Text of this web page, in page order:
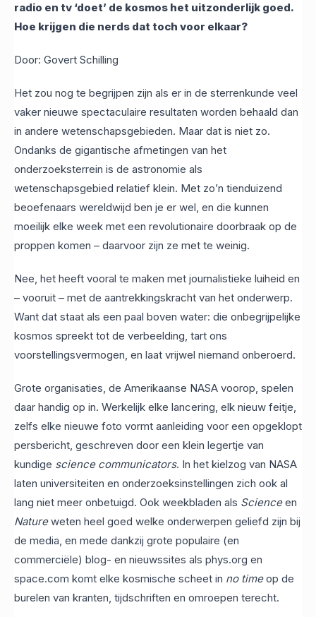
radio en tv ‘doet’ de kosmos het uitzonderlijk goed.
Hoe krijgen die nerds dat toch voor elkaar?
Door: Govert Schilling
Het zou nog te begrijpen zijn als er in de sterrenkunde veel
vaker nieuwe spectaculaire resultaten worden behaald dan
in andere wetenschapsgebieden. Maar dat is niet zo.
Ondanks de gigantische afmetingen van het
onderzoeksterrein is de astronomie als
wetenschapsgebied relatief klein. Met zo’n tienduizend
beoefenaars wereldwijd ben je er wel, en die kunnen
moeilijk elke week met een revolutionaire doorbraak op de
proppen komen – daarvoor zijn ze met te weinig.
Nee, het heeft vooral te maken met journalistieke luiheid en
– vooruit – met de aantrekkingskracht van het onderwerp.
Want dat staat als een paal boven water: die onbegrijpelijke
kosmos spreekt tot de verbeelding, tart ons
voorstellingsvermogen, en laat vrijwel niemand onberoerd.
Grote organisaties, de Amerikaanse NASA voorop, spelen
daar handig op in. Werkelijk elke lancering, elk nieuw feitje,
zelfs elke nieuwe foto vormt aanleiding voor een opgeklopt
persbericht, geschreven door een klein legertje van
kundige science communicators. In het kielzog van NASA
laten universiteiten en onderzoeksinstellingen zich ook al
lang niet meer onbetuigd. Ook weekbladen als Scienceen
Natureweten heel goed welke onderwerpen geliefd zijn bij
de media, en mede dankzij grote populaire (en
commerciële) blog- en nieuwssites als phys.org en
space.com komt elke kosmische scheet in no timeop de
burelen van kranten, tijdschriften en omroepen terecht.